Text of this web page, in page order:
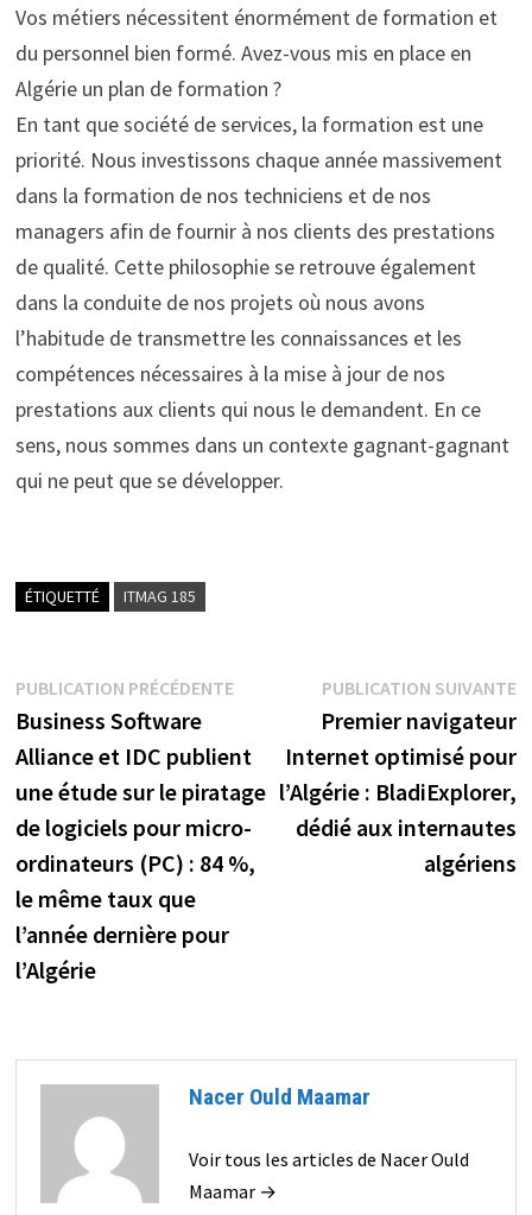
Vos métiers nécessitent énormément de formation et
du personnel bien formé. Avez-vous mis en place en
Algérie un plan de formation ?
En tant que société de services, la formation est une
priorité. Nous investissons chaque année massivement
dans la formation de nos techniciens et de nos
managers afin de fournir à nos clients des prestations
de qualité. Cette philosophie se retrouve également
dans la conduite de nos projets où nous avons
l’habitude de transmettre les connaissances et les
compétences nécessaires à la mise à jour de nos
prestations aux clients qui nous le demandent. En ce
sens, nous sommes dans un contexte gagnant-gagnant
qui ne peut que se développer.
ÉTIQUETTÉ ITMAG 185
Navigation
de
l’article
PUBLICATION PRÉCÉDENTEPublication
précédente :
Business Software
Alliance et IDC publient
une étude sur le piratage
de logiciels pour micro-
ordinateurs (PC) : 84 %,
le même taux que
l’année dernière pour
l’Algérie
PUBLICATION SUIVANTE
Premier navigateur
Internet optimisé pour
l’Algérie : BladiExplorer,
dédié aux internautes
algériens
Nacer Ould Maamar
Voir tous les articles de Nacer Ould
Maamar →